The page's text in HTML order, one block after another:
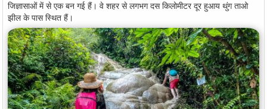
जिज्ञासाओं में से एक बन गई हैं। वे शहर से लगभग दस किलोमीटर दूर हुआय थुंग ताओ
झील के पास स्थित हैं।